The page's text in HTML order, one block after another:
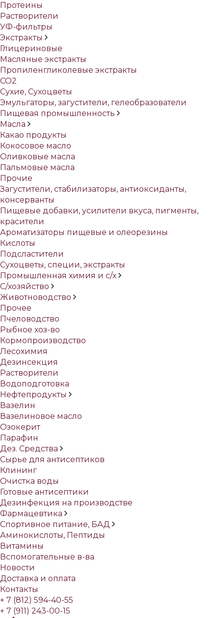
Протеины
Растворители
УФ-фильтры
Экстракты
Глицериновые
Масляные экстракты
Пропиленгликолевые экстракты
СО2
Сухие, Сухоцветы
Эмульгаторы, загустители, гелеобразователи
Пищевая промышленность
Масла
Какао продукты
Кокосовое масло
Оливковые масла
Пальмовые масла
Прочие
Загустители, стабилизаторы, антиоксиданты,
консерванты
Пищевые добавки, усилители вкуса, пигменты,
красители
Ароматизаторы пищевые и олеорезины
Кислоты
Подсластители
Сухоцветы, специи, экстракты
Промышленная химия и с/х
С/хозяйство
Животноводство
Прочее
Пчеловодство
Рыбное хоз-во
Кормопроизводство
Лесохимия
Дезинсекция
Растворители
Водоподготовка
Нефтепродукты
Вазелин
Вазелиновое масло
Озокерит
Парафин
Дез. Средства
Сырье для антисептиков
Клининг
Очистка воды
Готовые антисептики
Дезинфекция на производстве
Фармацевтика
Спортивное питание, БАД
Аминокислоты, Пептиды
Витамины
Вспомогательные в-ва
Новости
Доставка и оплата
Контакты
+ 7 (812) 594-40-55
+ 7 (911) 243-00-15